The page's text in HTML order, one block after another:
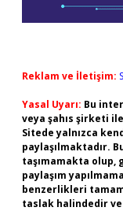
Reklam ve İletişim:
Yasal Uyarı: Bu
veya şahıs şirketi
Sitede yalnızca
paylaşılmaktadır.
taşımamakta olup,
paylaşım
benzerlikleri
taslak halindedir